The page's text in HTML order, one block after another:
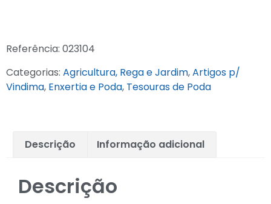
Referência: 023104
Categorias: Agricultura, Rega e Jardim,Artigos p/
Vindima, Enxertia e Poda, Tesouras de Poda
Descrição Informação adicional
Descrição